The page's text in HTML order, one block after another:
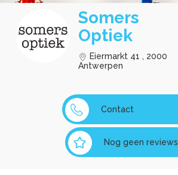
Somers
Optiek
Eiermarkt 41 , 2000
Antwerpen
Contact
Nog geen reviews